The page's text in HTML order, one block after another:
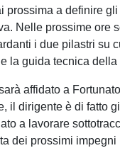
prossima a definire
Nelle prossime ore
i due pilastri su
la guida tecnica della
affidato a
il dirigente è di fatto
a lavorare
dei prossimi impegni